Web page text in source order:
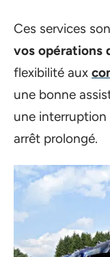
Ces services
vos opérations
flexibilité aux
une bonne
une
arrêt prolongé.